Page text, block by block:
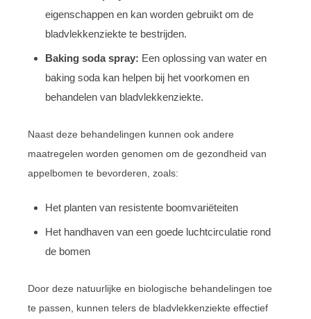
eigenschappen en kan worden gebruikt om de
bladvlekkenziekte te bestrijden.
Baking soda spray: Een oplossing van water en
baking soda kan helpen bij het voorkomen en
behandelen van bladvlekkenziekte.
Naast deze behandelingen kunnen ook andere
maatregelen worden genomen om de gezondheid van
appelbomen te bevorderen, zoals:
Het planten van resistente boomvariëteiten
Het handhaven van een goede luchtcirculatie rond
de bomen
Door deze natuurlijke en biologische behandelingen toe
te passen, kunnen telers de bladvlekkenziekte effectief